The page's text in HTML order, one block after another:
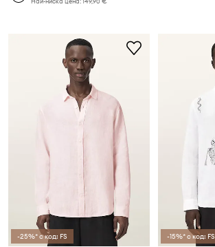
-25%* с код: FS -15%* с код: FS